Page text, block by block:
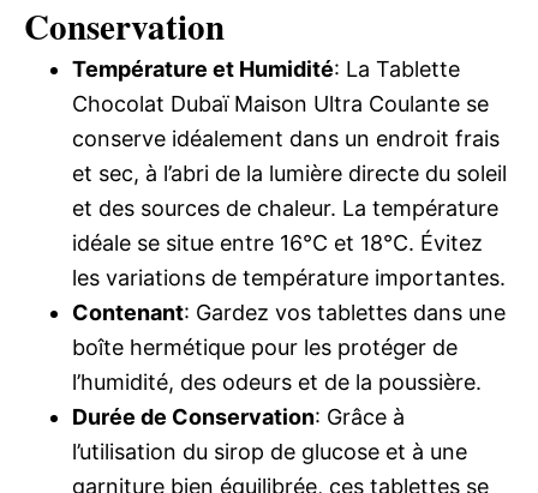
Conservation
Température et Humidité: La Tablette
Chocolat Dubaï Maison Ultra Coulante se
conserve idéalement dans un endroit frais
et sec, à l’abri de la lumière directe du soleil
et des sources de chaleur. La température
idéale se situe entre 16°C et 18°C. Évitez
les variations de température importantes.
Contenant: Gardez vos tablettes dans une
boîte hermétique pour les protéger de
l’humidité, des odeurs et de la poussière.
Durée de Conservation: Grâce à
l’utilisation du sirop de glucose et à une
garniture bien équilibrée, ces tablettes se